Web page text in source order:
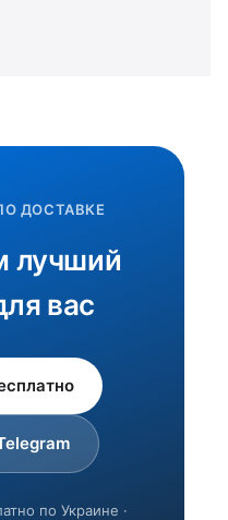
ДОСТАВКЕ
лучший
вас
по Украине ·